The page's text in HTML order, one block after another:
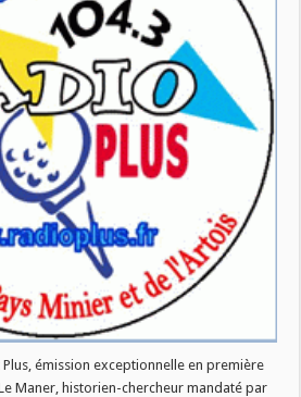
émission exceptionnelle en première
Maner, historien-chercheur mandaté par